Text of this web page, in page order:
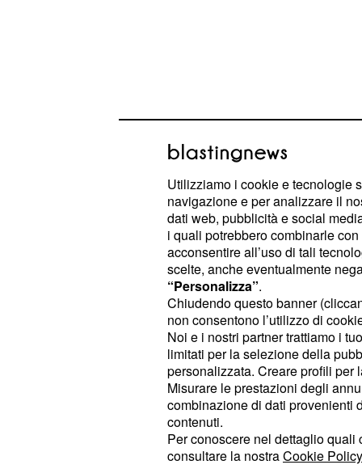
Mentalmente bisogna essere
qui, perché la giornata ruota
allenarsi: non c'è altro.”
Florian sottolinea come il corpo
alle condizioni difficili: “Dormiamo
restiamo in altitudine per i primi
allenarci fino a 3000 metri.
rapidamente possibile.”
Utilizziamo i cookie e tecnologie
navigazione e per analizzare il
dati web, pubblicità e social
i quali potrebbero combinarle
acconsentire all’uso di tali
scelte, anche eventualmente
“Personalizza”.
Chiudendo questo banner
non consentono l’utilizzo di
Noi e i nostri partner trattiamo i
limitati per la selezione della
personalizzata. Creare profili
Misurare le prestazioni degli
combinazione di dati provenienti
contenuti.
Per conoscere nel dettaglio
consultare la nostraCookie Policy